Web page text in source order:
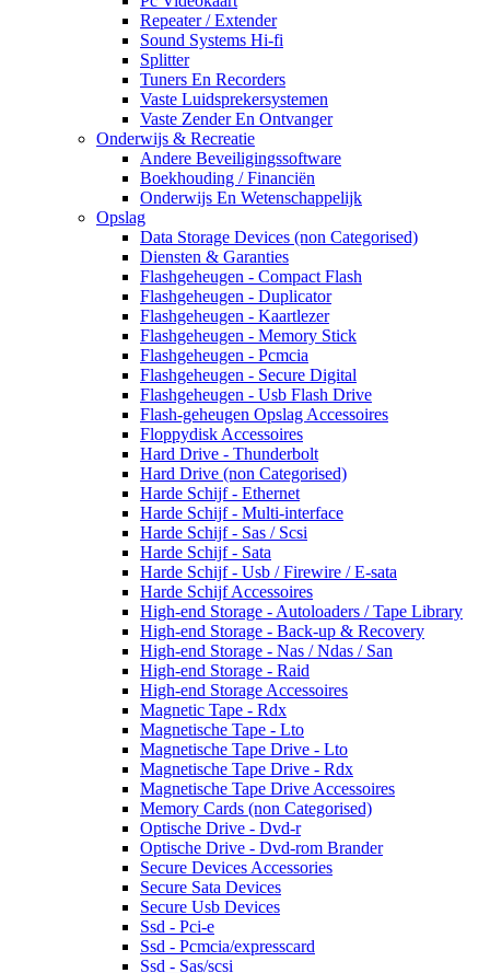
Repeater / Extender
Sound Systems Hi-fi
Splitter
Tuners En Recorders
Vaste Luidsprekersystemen
Vaste Zender En Ontvanger
Onderwijs & Recreatie
Andere Beveiligingssoftware
Boekhouding / Financiën
Onderwijs En Wetenschappelijk
Opslag
Data Storage Devices (non Categorised)
Diensten & Garanties
Flashgeheugen - Compact Flash
Flashgeheugen - Duplicator
Flashgeheugen - Kaartlezer
Flashgeheugen - Memory Stick
Flashgeheugen - Pcmcia
Flashgeheugen - Secure Digital
Flashgeheugen - Usb Flash Drive
Flash-geheugen Opslag Accessoires
Floppydisk Accessoires
Hard Drive - Thunderbolt
Hard Drive (non Categorised)
Harde Schijf - Ethernet
Harde Schijf - Multi-interface
Harde Schijf - Sas / Scsi
Harde Schijf - Sata
Harde Schijf - Usb / Firewire / E-sata
Harde Schijf Accessoires
High-end Storage - Autoloaders / Tape Library
High-end Storage - Back-up & Recovery
High-end Storage - Nas / Ndas / San
High-end Storage - Raid
High-end Storage Accessoires
Magnetic Tape - Rdx
Magnetische Tape - Lto
Magnetische Tape Drive - Lto
Magnetische Tape Drive - Rdx
Magnetische Tape Drive Accessoires
Memory Cards (non Categorised)
Optische Drive - Dvd-r
Optische Drive - Dvd-rom Brander
Secure Devices Accessories
Secure Sata Devices
Secure Usb Devices
Ssd - Pci-e
Ssd - Pcmcia/expresscard
Ssd - Sas/scsi